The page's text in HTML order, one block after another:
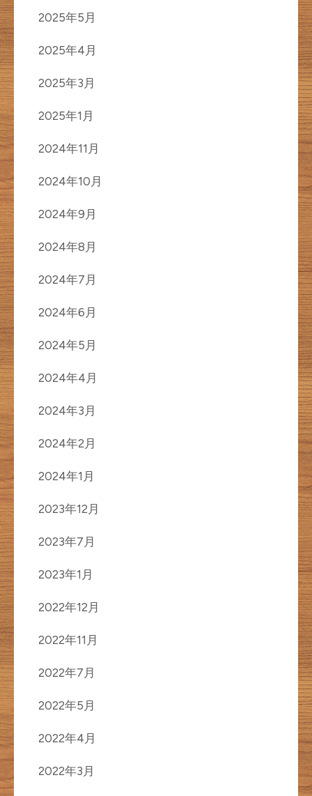
2025年5月
2025年4月
2025年3月
2025年1月
2024年11月
2024年10月
2024年9月
2024年8月
2024年7月
2024年6月
2024年5月
2024年4月
2024年3月
2024年2月
2024年1月
2023年12月
2023年7月
2023年1月
2022年12月
2022年11月
2022年7月
2022年5月
2022年4月
2022年3月